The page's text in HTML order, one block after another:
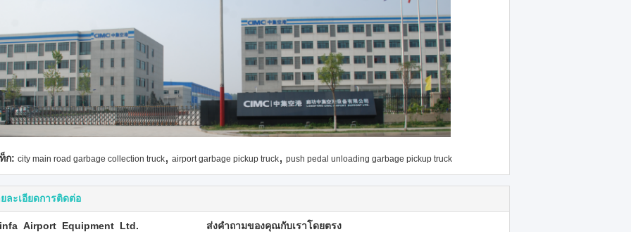
ก: city main road garbage collection truck, airport garbage pickup truck, push pedal unloading garbage pickup truck
ละเอียดการติดต่อ
Airport Equipment Ltd.
ส่งคำถามของคุณกับเราโดยตรง